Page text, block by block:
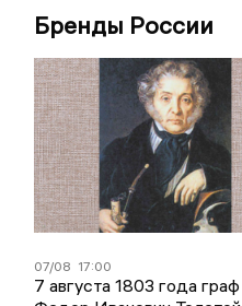
Бренды России
07/08 17:00
7 августа 1803 года граф